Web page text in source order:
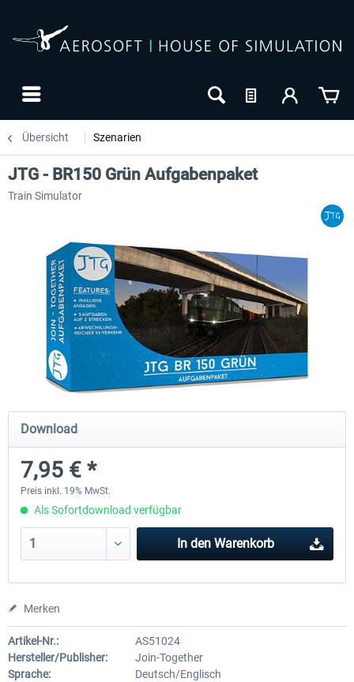
Übersicht Szenarien
Just Trains - U-Bahn Hamburg U1 &
39,62 € *
Railworks Szenario-Pack
JTG - BR150 Grün Aufgabenpaket
Train Simulator
Download
7,95 € *
Preis inkl. 19% MwSt.
Als Sofortdownload verfügbar
In den Warenkorb
Merken
Artikel-Nr.:
AS51024
Hersteller/Publisher:
Join-Together
Sprache:
Deutsch/Englisch